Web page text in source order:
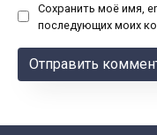
Сохранить моё имя,
последующих моих